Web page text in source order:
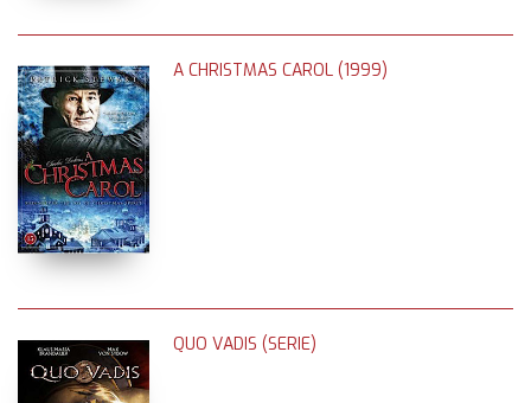
A CHRISTMAS CAROL (1999)
QUO VADIS (SERIE)